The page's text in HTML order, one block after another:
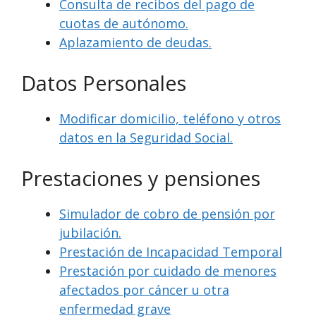
Consulta de recibos del pago de
cuotas de autónomo.
Aplazamiento de deudas.
Datos Personales
Modificar domicilio, teléfono y otros
datos en la Seguridad Social.
Prestaciones y pensiones
Simulador de cobro de pensión por
jubilación.
Prestación de Incapacidad Temporal
Prestación por cuidado de menores
afectados por cáncer u otra
enfermedad grave